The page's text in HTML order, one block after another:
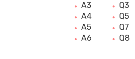
A3
A4
A5
A6
Q3
Q5
Q7
Q8